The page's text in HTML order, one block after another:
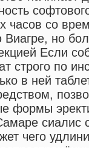
часов со
Виагре, но
Если
строго по
в ней
формы
сиалис
чего